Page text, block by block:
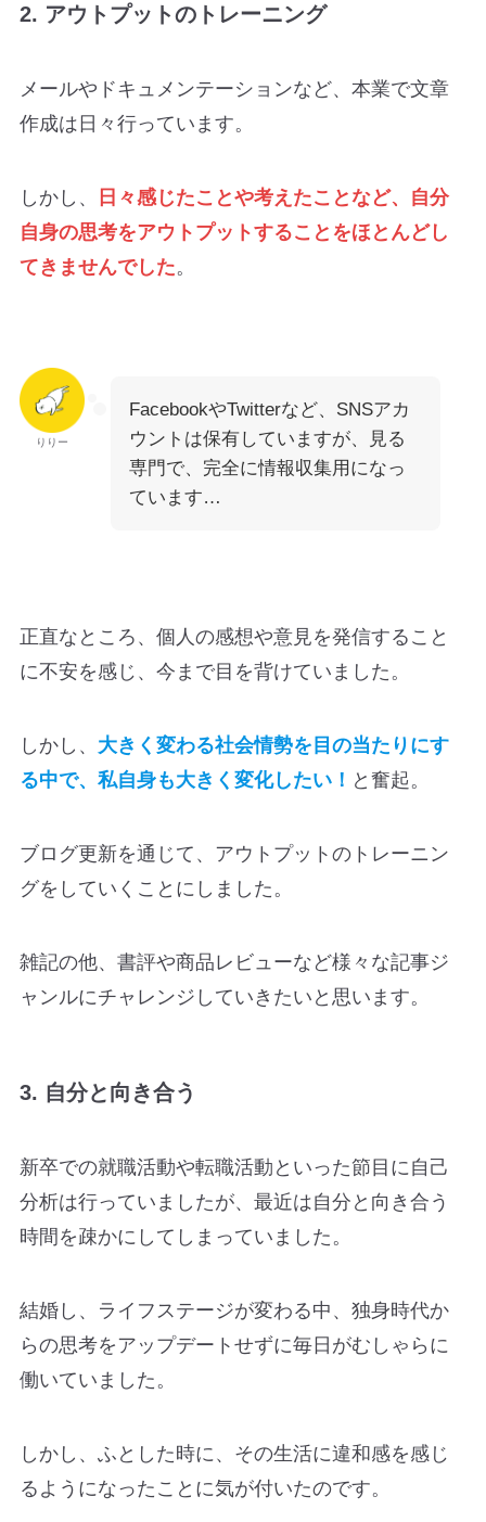
2. アウトプットのトレーニング
メールやドキュメンテーションなど、本業で文章
作成は日々行っています。
しかし、
日々感じたことや考えたことなど、自分
自身の思考をアウトプットすることをほとんどし
てきませんでした。
りりー
FacebookやTwitterなど、SNSアカ
ウントは保有していますが、見る
専門で、完全に情報収集用になっ
ています…
正直なところ、個人の感想や意見を発信すること
に不安を感じ、今まで目を背けていました。
しかし、 大きく変わる社会情勢を目の当たりにす
る中で、私自身も大きく変化したい！ と奮起。
ブログ更新を通じて、アウトプットのトレーニン
グをしていくことにしました。
雑記の他、書評や商品レビューなど様々な記事ジ
ャンルにチャレンジしていきたいと思います。
3. 自分と向き合う
新卒での就職活動や転職活動といった節目に自己
分析は行っていましたが、最近は自分と向き合う
時間を疎かにしてしまっていました。
結婚し、ライフステージが変わる中、独身時代か
らの思考をアップデートせずに毎日がむしゃらに
働いていました。
しかし、ふとした時に、その生活に違和感を感じ
るようになったことに気が付いたのです。